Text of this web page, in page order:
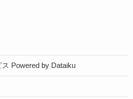
Powered by Dataiku